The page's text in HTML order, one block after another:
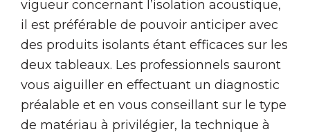
vigueur concernant l’isolation acoustique,
il est préférable de pouvoir anticiper avec
des produits isolants étant efficaces sur les
deux tableaux. Les professionnels sauront
vous aiguiller en effectuant un diagnostic
préalable et en vous conseillant sur le type
de matériau à privilégier, la technique à